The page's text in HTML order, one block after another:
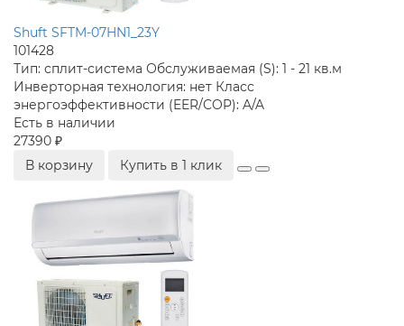
Shuft SFTM-07HN1_23Y
101428
Тип: сплит-система Обслуживаемая (S): 1 - 21 кв.м
Инверторная технология: нет Класс
энергоэффективности (EER/COP): A/A
Есть в наличии
27390 ₽
В корзину
Купить в 1 клик